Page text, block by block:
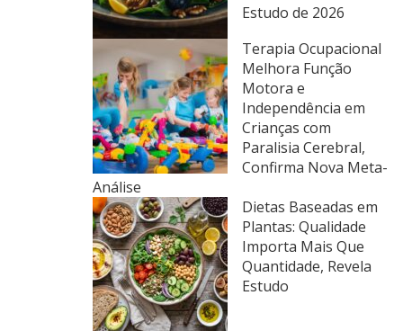
Estudo de 2026
Terapia Ocupacional
Melhora Função
Motora e
Independência em
Crianças com
Paralisia Cerebral,
Confirma Nova Meta-
Análise
Dietas Baseadas em
Plantas: Qualidade
Importa Mais Que
Quantidade, Revela
Estudo